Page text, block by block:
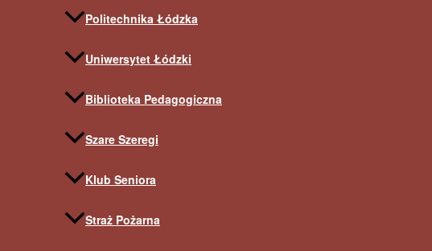
Politechnika Łódzka
Uniwersytet Łódzki
Biblioteka Pedagogiczna
Szare Szeregi
Klub Seniora
Straż Pożarna